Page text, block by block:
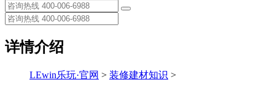
详情介绍
LEwin乐玩·官网 > 装修建材知识 >